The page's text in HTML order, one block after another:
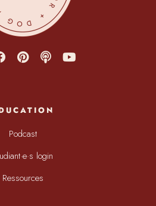
Podcast
login
Ressources